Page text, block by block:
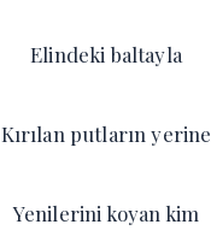
Elindeki baltayla
Kırılan putların yerine
Yenilerini koyan kim